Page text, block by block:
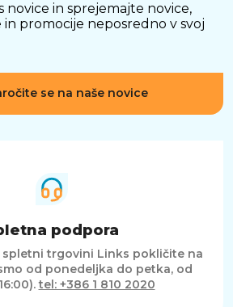
novice in sprejemajte novice,
promocije neposredno v svoj
se na naše novice
podpora
trgovini Links pokličite na
od ponedeljka do petka, od
tel: +386 1 810 2020